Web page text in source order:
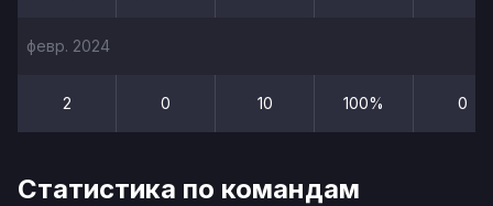
февр. 2024
2 0 10 100% 0
Статистика по командам